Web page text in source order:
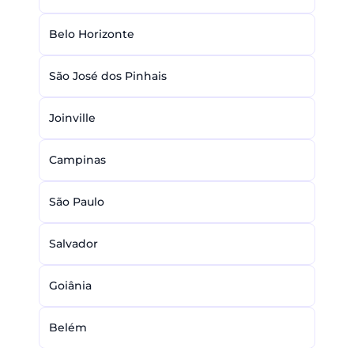
Belo Horizonte
São José dos Pinhais
Joinville
Campinas
São Paulo
Salvador
Goiânia
Belém